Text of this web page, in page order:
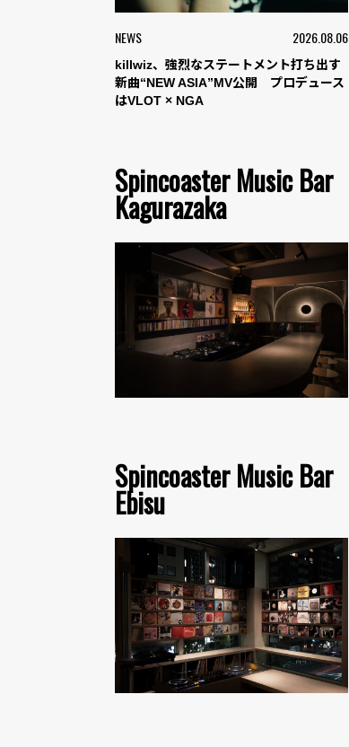
NEWS 2026.08.06
killwiz、強烈なステートメント打ち出す
新曲“NEW ASIA”MV公開 プロデュース
はVLOT × NGA
Spincoaster Music Bar
Kagurazaka
Spincoaster Music Bar
Ebisu